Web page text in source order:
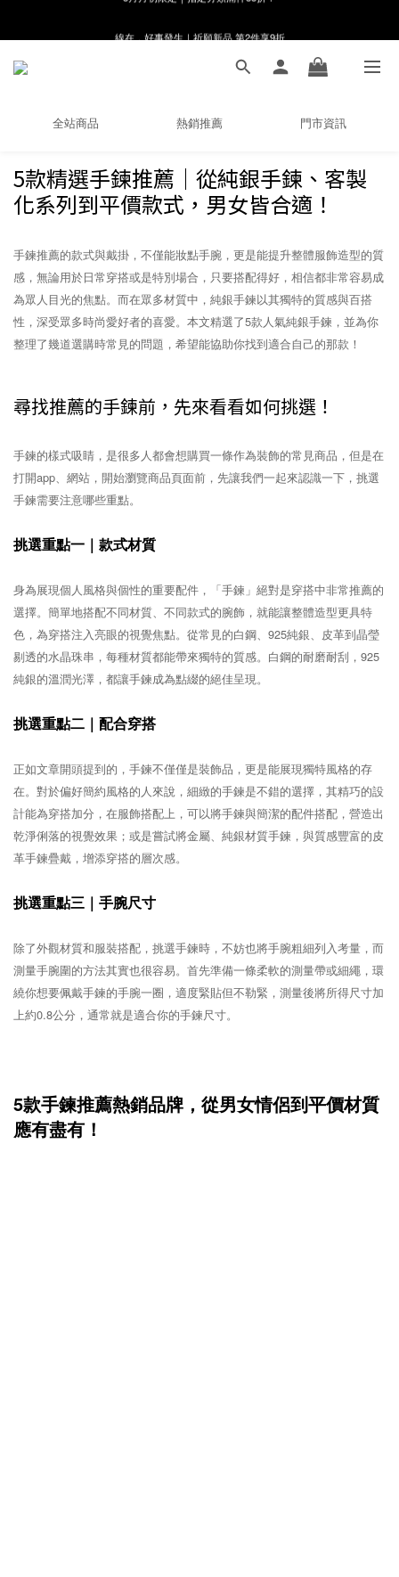
🌸新會員限定🌸註冊送$100購物金
全站商品 熱銷推薦 門市資訊
5款精選手鍊推薦｜從純銀手鍊、客製
化系列到平價款式，男女皆合適！
手鍊推薦的款式與戴掛，不僅能妝點手腕，更是能提升整體服飾造型的質
感，無論用於日常穿搭或是特別場合，只要搭配得好，相信都非常容易成
為眾人目光的焦點。而在眾多材質中，純銀手鍊以其獨特的質感與百搭
性，深受眾多時尚愛好者的喜愛。本文精選了5款人氣純銀手鍊，並為你
整理了幾道選購時常見的問題，希望能協助你找到適合自己的那款！
尋找推薦的手鍊前，先來看看如何挑選！
手鍊的樣式吸睛，是很多人都會想購買一條作為裝飾的常見商品，但是在
打開app、網站，開始瀏覽商品頁面前，先讓我們一起來認識一下，挑選
手鍊需要注意哪些重點。
挑選重點一｜款式材質
身為展現個人風格與個性的重要配件，「手鍊」絕對是穿搭中非常推薦的
選擇。簡單地搭配不同材質、不同款式的腕飾，就能讓整體造型更具特
色，為穿搭注入亮眼的視覺焦點。從常見的白鋼、925純銀、皮革到晶瑩
剔透的水晶珠串，每種材質都能帶來獨特的質感。白鋼的耐磨耐刮，925
純銀的溫潤光澤，都讓手鍊成為點綴的絕佳呈現。
挑選重點二｜配合穿搭
正如文章開頭提到的，手鍊不僅僅是裝飾品，更是能展現獨特風格的存
在。對於偏好簡約風格的人來說，細緻的手鍊是不錯的選擇，其精巧的設
計能為穿搭加分，在服飾搭配上，可以將手鍊與簡潔的配件搭配，營造出
乾淨俐落的視覺效果；或是嘗試將金屬、純銀材質手鍊，與質感豐富的皮
革手鍊疊戴，增添穿搭的層次感。
挑選重點三｜手腕尺寸
除了外觀材質和服裝搭配，挑選手鍊時，不妨也將手腕粗細列入考量，而
測量手腕圍的方法其實也很容易。首先準備一條柔軟的測量帶或細繩，環
繞你想要佩戴手鍊的手腕一圈，適度緊貼但不勒緊，測量後將所得尺寸加
上約0.8公分，通常就是適合你的手鍊尺寸。
5款手鍊推薦熱銷品牌，從男女情侶到平價材質
應有盡有！